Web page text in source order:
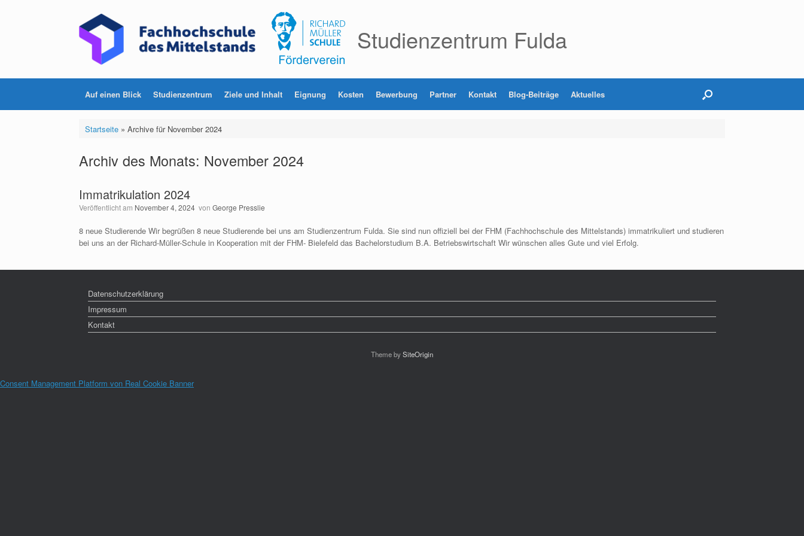
Studienzentrum Fulda
Auf einen Blick Studienzentrum Ziele und Inhalt Eignung Kosten Bewerbung Partner Kontakt Blog-Beiträge Aktuelles
Startseite» Archive für November 2024
Archiv des Monats: November 2024
Immatrikulation 2024
Veröffentlicht am November 4, 2024 von George Presslie
8 neue Studierende Wir begrüßen 8 neue Studierende bei uns am Studienzentrum Fulda. Sie sind nun offiziell bei der FHM (Fachhochschule des Mittelstands) immatrikuliert und studieren
bei uns an der Richard-Müller-Schule in Kooperation mit der FHM- Bielefeld das Bachelorstudium B.A. Betriebswirtschaft Wir wünschen alles Gute und viel Erfolg.
Datenschutzerklärung
Impressum
Kontakt
Theme bySiteOrigin
Consent Management Platform von Real Cookie Banner